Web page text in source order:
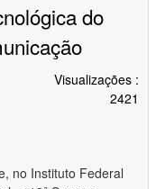
do
Visualizações:
2421
no Instituto Federal